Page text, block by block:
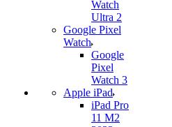
Watch
Ultra 2
Google Pixel
Watch
Google
Pixel
Watch 3
Apple iPad
iPad Pro
11 M2